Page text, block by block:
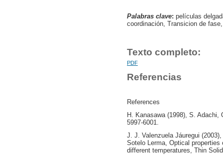
Palabras clave: películas
coordinación, Transicion de
Texto completo:
PDF
Referencias
References
H. Kanasawa (1998), S.
5997-6001.
J. J. Valenzuela Jáuregui
Sotelo Lerma, Optical
different temperatures, Thin